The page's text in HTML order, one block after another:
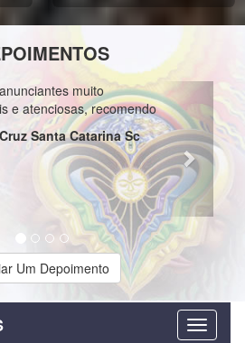
muito
atenciosas, recomendo
Santa Catarina Sc
Next
Um Depoimento